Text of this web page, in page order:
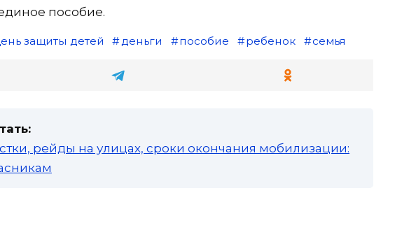
пособие.
защиты детей деньги пособие ребенок семья
рейды на улицах, сроки окончания мобилизации: